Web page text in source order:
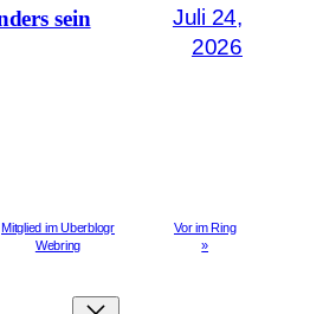
sein
Juli 24,
2026
Mitglied im Uberblogr
Webring
Vor im Ring
»